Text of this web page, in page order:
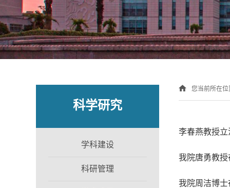
科学研究
学科建设
科研管理
您当前所在
李春燕教授
我院唐勇教
我院周洁博